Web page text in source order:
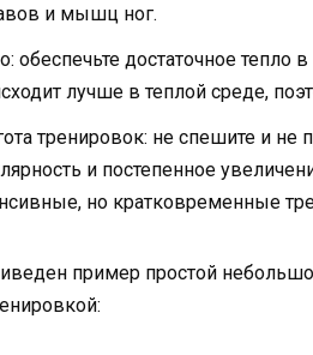
и мышц ног.
обеспечьте достаточное тепло
лучше в теплой среде,
тренировок: не спешите и не
и постепенное
но кратковременные
пример простой